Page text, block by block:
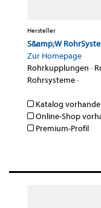
Hersteller
S&amp;W
Zur Homepage
Rohrkupplungen ·
Rohrsysteme·
Katalog
Online-Shop
Premium-Profil